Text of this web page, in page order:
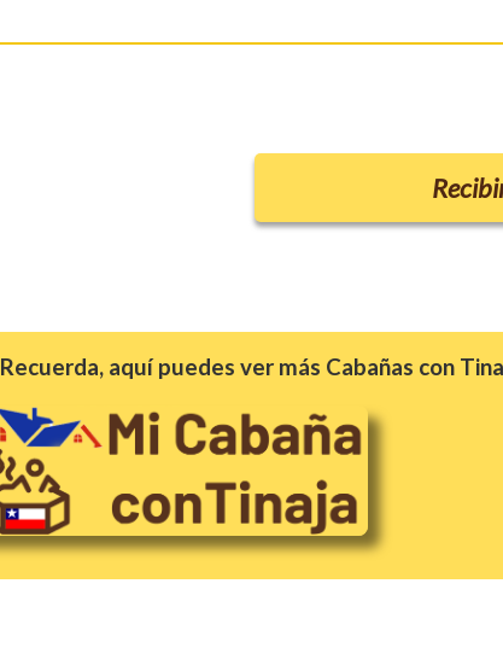
Recuerda, aquí puedes ver más Cabañas con